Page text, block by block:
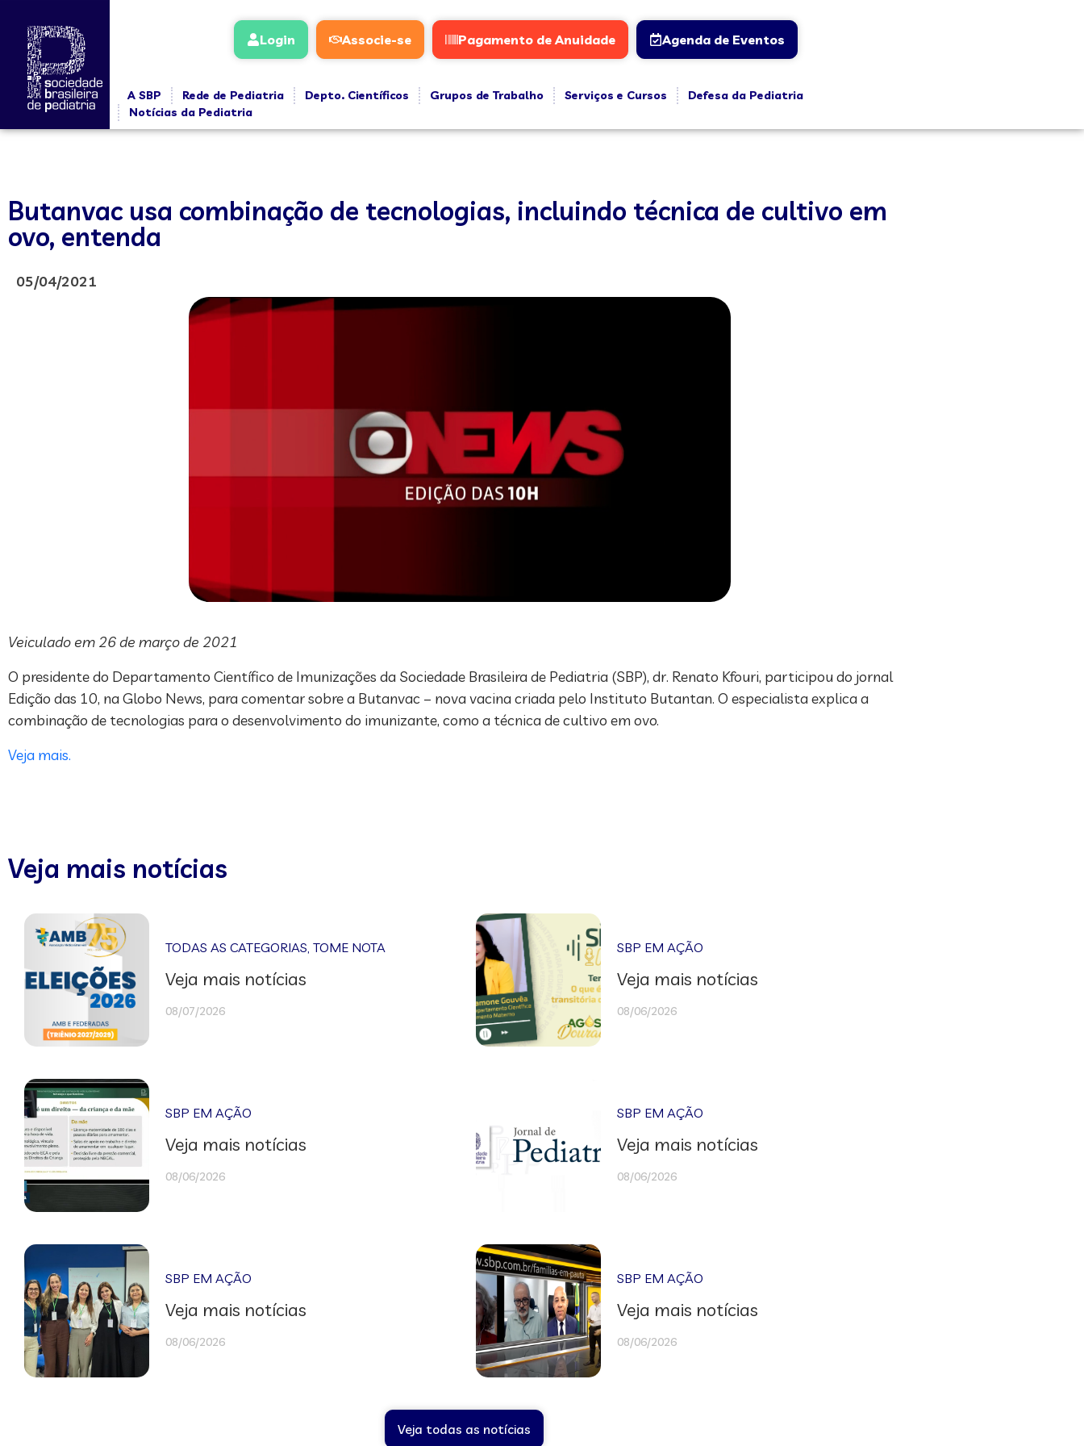
Login Associe-se Pagamento de Anuidade Agenda de Eventos
A SBP Rede de Pediatria Depto. Científicos Grupos de Trabalho Serviços e Cursos
Defesa da Pediatria
Notícias da Pediatria
Butanvac usa combinação de tecnologias, incluindo técnica de cultivo em
ovo, entenda
05/04/2021
Veiculado em 26 de março de 2021
O presidente do Departamento Científico de Imunizações da Sociedade Brasileira de Pediatria (SBP), dr. Renato Kfouri, participou do jornal
Edição das 10, na Globo News, para comentar sobre a Butanvac – nova vacina criada pelo Instituto Butantan. O especialista explica a
combinação de tecnologias para o desenvolvimento do imunizante, como a técnica de cultivo em ovo.
Veja mais.
Veja mais notícias
TODAS AS CATEGORIAS,TOME NOTA
Veja mais notícias
08/07/2026
SBP EM AÇÃO
Veja mais notícias
08/06/2026
SBP EM AÇÃO
Veja mais notícias
08/06/2026
SBP EM AÇÃO
Veja mais notícias
08/06/2026
SBP EM AÇÃO
Veja mais notícias
08/06/2026
SBP EM AÇÃO
Veja mais notícias
08/06/2026
Veja todas as notícias